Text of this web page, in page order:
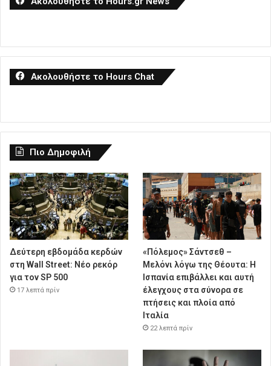
Ακολουθήστε το Hours Chat
Πιο Δημοφιλή
Δεύτερη εβδομάδα κερδών
στη Wall Street: Νέο ρεκόρ
για τον SP 500
17 λεπτά πρίν
«Πόλεμος» Σάντσεθ –
Μελόνι λόγω της Θέουτα: Η
Ισπανία επιβάλλει και αυτή
έλεγχους στα σύνορα σε
πτήσεις και πλοία από
Ιταλία
22 λεπτά πρίν